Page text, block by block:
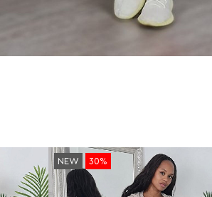
NEW 30%